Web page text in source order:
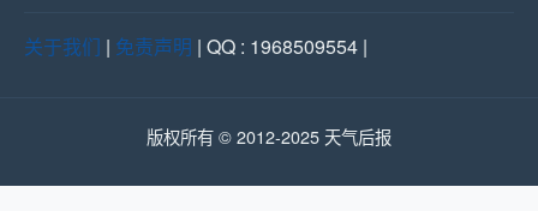
关于我们 | 免责声明 | QQ : 1968509554 |
版权所有 © 2012-2025 天气后报